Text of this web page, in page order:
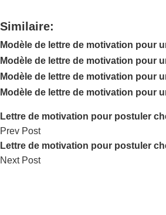
Similaire:
Modèle de lettre de motivation pour
Modèle de lettre de motivation pour
Modèle de lettre de motivation pour
Modèle de lettre de motivation pour
Lettre de motivation pour postuler
Prev Post
Lettre de motivation pour postuler
Next Post